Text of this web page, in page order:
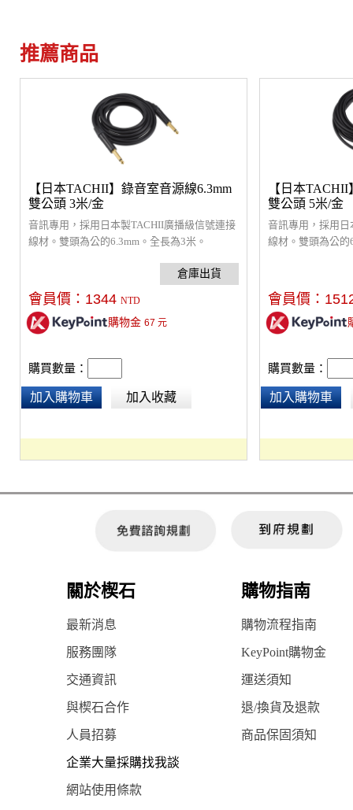
推薦商品
【日本TACHII】錄音室音源線6.3mm
雙公頭 3米/金
音訊專用，採用日本製TACHII廣播級信號連接
線材。雙頭為公的6.3mm。全長為3米。
會員價： 1344 NTD
購物金 67 元
購買數量：
加入購物車 加入收藏
【日本
雙公頭 5米/金
音訊專用，採用
線材。雙頭為公的
會員價：
購買數量：
加入購物車
關於楔石 購物指南
最新消息 購物流程指南
服務團隊 KeyPoint購物金
交通資訊 運送須知
與楔石合作 退/換貨及退款
人員招募 商品保固須知
企業大量採購找我談
網站使用條款